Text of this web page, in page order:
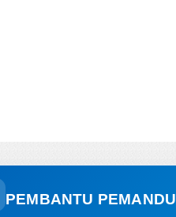
PEMBANTU PEMANDU